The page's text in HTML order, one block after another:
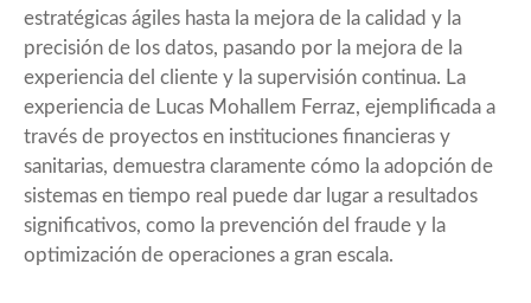
estratégicas ágiles hasta la mejora de la calidad y la
precisión de los datos, pasando por la mejora de la
experiencia del cliente y la supervisión continua. La
experiencia de Lucas Mohallem Ferraz, ejemplificada a
través de proyectos en instituciones financieras y
sanitarias, demuestra claramente cómo la adopción de
sistemas en tiempo real puede dar lugar a resultados
significativos, como la prevención del fraude y la
optimización de operaciones a gran escala.